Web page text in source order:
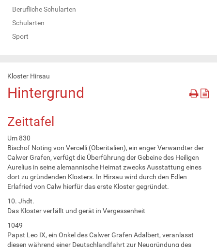
Berufliche Schularten
Schularten
Sport
Kloster Hirsau
Hintergrund
Zeittafel
Um 830
Bischof Noting von Vercelli (Oberitalien), ein enger Verwandter der
Calwer Grafen, verfügt die Überführung der Gebeine des Heiligen
Aurelius in seine alemannische Heimat zwecks Ausstattung eines
dort zu gründenden Klosters. In Hirsau wird durch den Edlen
Erlafried von Calw hierfür das erste Kloster gegründet.
10. Jhdt.
Das Kloster verfällt und gerät in Vergessenheit
1049
Papst Leo IX, ein Onkel des Calwer Grafen Adalbert, veranlasst
diesen während einer Deutschlandfahrt zur Neugründung des